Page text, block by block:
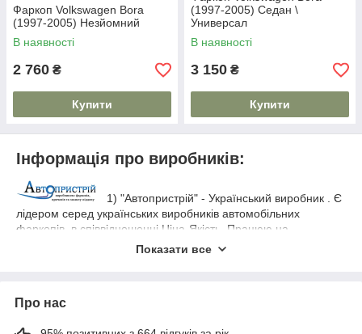
Фаркоп Volkswagen Bora
(1997-2005) Незйомний
В наявності
2 760 ₴
Купити
(1997-2005) Седан \
Универсал
В наявності
3 150 ₴
Купити
Інформація про виробників:
1) "Автопристрій" - Український виробник . Є
лідером серед українських виробників автомобільних
фаркопів, в співвідношенні Ціна-Якість. Працюю на
сучасному обладнанні, яке відповідає всім Укр. і Євро -
виріб від небажаної корозії. Фаркопи варяться за
Показати все
Про нас